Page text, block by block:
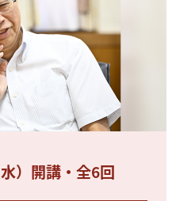
）開講・全6回